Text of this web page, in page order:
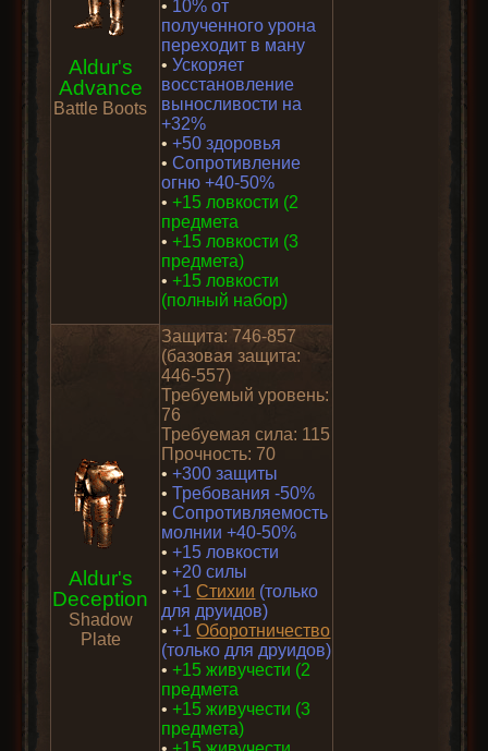
Aldur's
Advance
Battle Boots
• 10% от
полученного урона
переходит в ману
• Ускоряет
восстановление
выносливости на
+32%
• +50 здоровья
• Сопротивление
огню +40-50%
• +15 ловкости (2
предмета
• +15 ловкости (3
предмета)
• +15 ловкости
(полный набор)
Aldur's
Deception
Shadow
Plate
Защита: 746-857
(базовая защита:
446-557)
Требуемый уровень:
76
Требуемая сила: 115
Прочность: 70
• +300 защиты
• Требования -50%
• Сопротивляемость
молнии +40-50%
• +15 ловкости
• +20 силы
• +1Стихии (только
для друидов)
• +1Оборотничество
(только для друидов)
• +15 живучести (2
предмета
• +15 живучести (3
предмета)